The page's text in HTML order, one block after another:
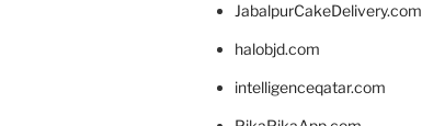
JabalpurCakeDelivery.com
halobjd.com
intelligenceqatar.com